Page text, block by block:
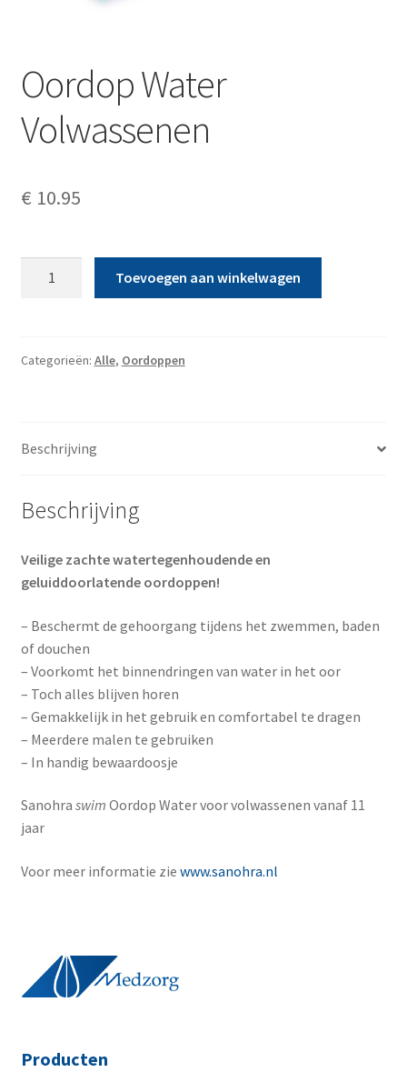
Oordop Water
Volwassenen
€ 10.95
Toevoegen aan winkelwagen
Categorieën: Alle, Oordoppen
Beschrijving
Beschrijving
Veilige zachte watertegenhoudende en
geluiddoorlatende oordoppen!
– Beschermt de gehoorgang tijdens het zwemmen, baden
of douchen
– Voorkomt het binnendringen van water in het oor
– Toch alles blijven horen
– Gemakkelijk in het gebruik en comfortabel te dragen
– Meerdere malen te gebruiken
– In handig bewaardoosje
Sanohra swim Oordop Water voor volwassenen vanaf 11
jaar
Voor meer informatie zie www.sanohra.nl
Producten